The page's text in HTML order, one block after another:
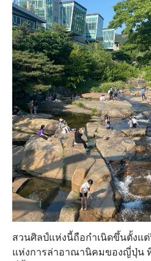
สวนศิลป์แห่งนี้ถือกำเนิดขึ้นตั้งแต่
แห่งการล่าอาณานิคมของญี่ปุ่น